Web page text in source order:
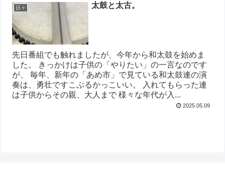
日々 太鼓と太古。
先日番組でも触れましたが、今年から和太鼓を始めま
した。 きっかけは子供の「やりたい」の一言なのです
が、 毎年、新年の「あめ市」で見ている和太鼓連の演
奏は、勇壮ですこぶるかっこいい。 入れてもらった連
は子供からその親、大人まで 様々な年代が入...
2025.05.09